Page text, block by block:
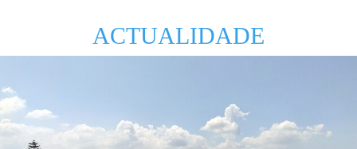
ACTUALIDADE